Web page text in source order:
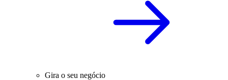
Gira o seu negócio